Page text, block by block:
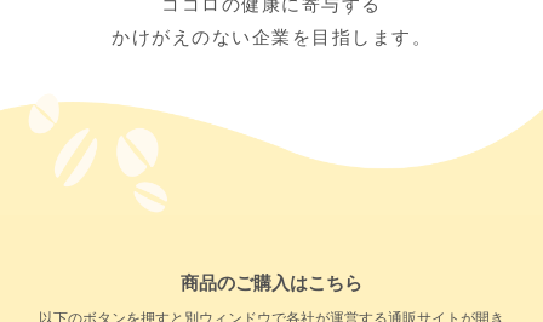
かけがえのない企業を目指します。
商品のご購入はこちら
以下のボタンを押すと別ウィンドウで各社が運営する通販サイトが開き